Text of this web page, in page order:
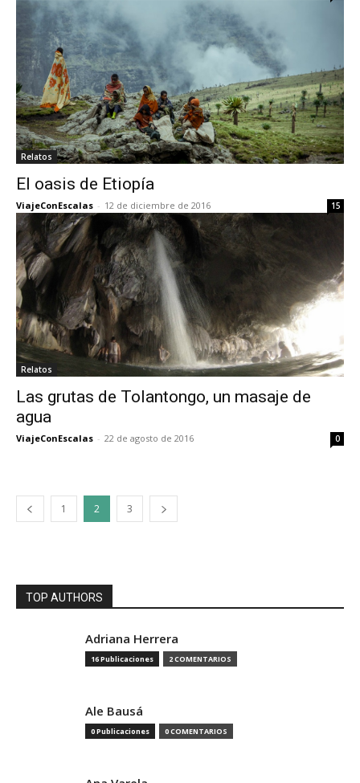
Relatos
El oasis de Etiopía
ViajeConEscalas - 12 de diciembre de 2016 15
Relatos
Las grutas de Tolantongo, un masaje de
agua
ViajeConEscalas - 22 de agosto de 2016 0
1 2 3
TOP AUTHORS
Adriana Herrera
16 Publicaciones 2 COMENTARIOS
Ale Bausá
0 Publicaciones 0 COMENTARIOS